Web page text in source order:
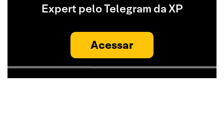
Expert pelo Telegram da XP
Acessar